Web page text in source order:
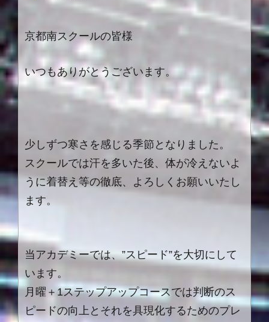
京都南スクールの皆様
いつもありがとうございます。
少しずつ寒さを感じる季節となりました。
スクールでは汗を多いた後、体が冷えないよ
うに着替え等の徹底、よろしくお願いいたし
ます。
当アカデミーでは、”スピード”を大切にして
います。
月曜＋1ステップアップコースでは判断のス
ピードの向上とそれを具現化するためのプレ